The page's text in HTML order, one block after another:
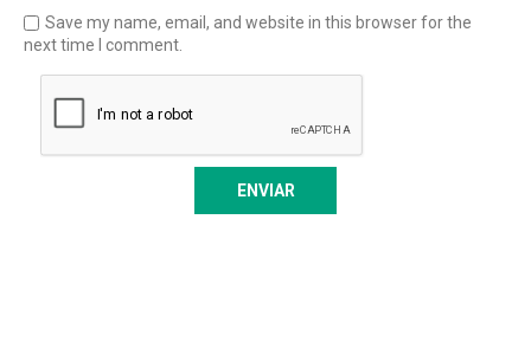
Save my name, email, and website in this browser for the
next time I comment.